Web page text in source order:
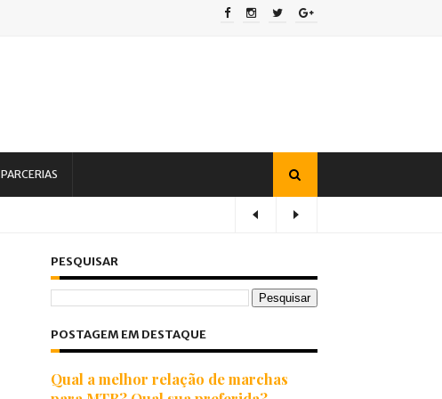
PARCERIAS
PESQUISAR
POSTAGEM EM DESTAQUE
Qual a melhor relação de marchas